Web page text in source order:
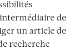
de
un article de
recherche